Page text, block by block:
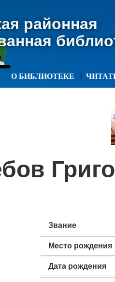
районная
О БИБЛИОТЕКЕ
Звание
Место рождения
Дата рождения